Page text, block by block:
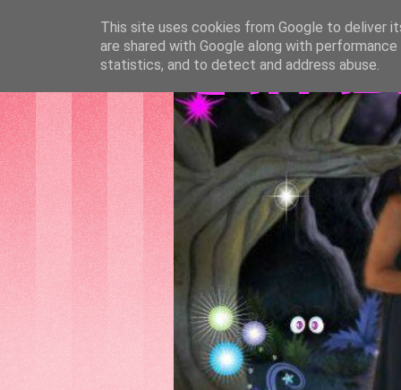
This site uses cookies from Google to deliver
are shared with Google along with
statistics, and to detect and address abuse.